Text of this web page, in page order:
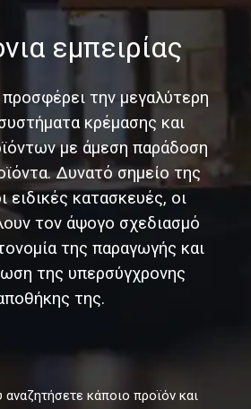
εμπειρίας
την μεγαλύτερη
κρέμασης και
με άμεση παράδοση
Δυνατό σημείο της
ειδικές κατασκευές, οι
τον άψογο σχεδιασμό
της παραγωγής και
της υπερσύγχρονης
της.
κάποιο προϊόν και